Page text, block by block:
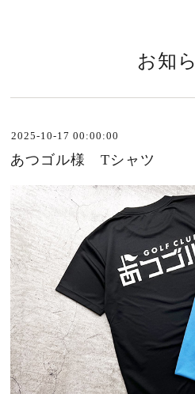
お知
2025-10-17 00:00:00
あつゴル様 Tシャツ